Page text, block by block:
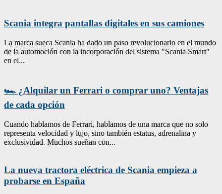
Scania integra pantallas digitales en sus camiones
La marca sueca Scania ha dado un paso revolucionario en el mundo
de la automoción con la incorporación del sistema "Scania Smart"
en el...
🏎️ ¿Alquilar un Ferrari o comprar uno? Ventajas
de cada opción
Cuando hablamos de Ferrari, hablamos de una marca que no solo
representa velocidad y lujo, sino también estatus, adrenalina y
exclusividad. Muchos sueñan con...
La nueva tractora eléctrica de Scania empieza a
probarse en España